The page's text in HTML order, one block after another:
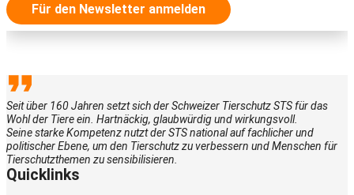
Für den Newsletter anmelden
Seit über 160 Jahren setzt sich der Schweizer Tierschutz STS für das
Wohl der Tiere ein. Hartnäckig, glaubwürdig und wirkungsvoll.
Seine starke Kompetenz nutzt der STS national auf fachlicher und
politischer Ebene, um den Tierschutz zu verbessern und Menschen für
Tierschutzthemen zu sensibilisieren.
Quicklinks